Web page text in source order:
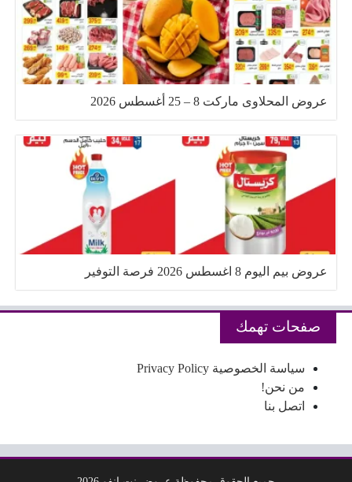
عروض المحلاوى ماركت 8 – 25 أغسطس 2026
عروض بيم اليوم 8 اغسطس 2026 فرصة التوفير
صفحات تهمك
سياسة الخصوصية Privacy Policy
من نحن!
اتصل بنا